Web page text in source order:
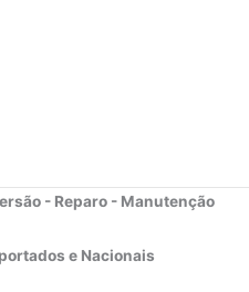
- Reparo - Manutenção
e Nacionais